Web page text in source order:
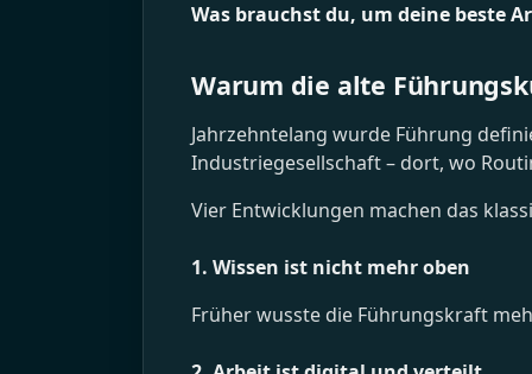
Was brauchst du, um deine beste
Warum die alte
Jahrzehntelang wurde Führung
Industriegesellschaft – dort, wo
Vier Entwicklungen machen das
1. Wissen ist nicht mehr oben
Früher wusste die Führungskraft